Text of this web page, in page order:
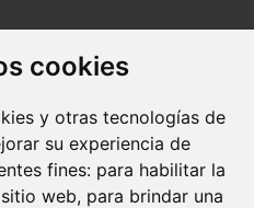
cookies
y otras tecnologías de
su experiencia de
fines: para habilitar la
web, para brindar una